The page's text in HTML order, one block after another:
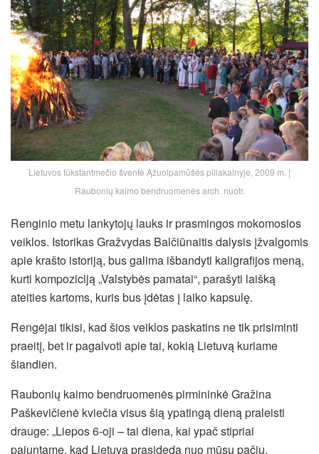
Lietuvos tūkstantmečio šventė Ąžuolpamūšės piliakalnyje, 2009 m. |
Raubonių kaimo bendruomenės arch. nuotr.
Renginio metu lankytojų lauks ir prasmingos mokomosios
veiklos. Istorikas Gražvydas Balčiūnaitis dalysis įžvalgomis
apie krašto istoriją, bus galima išbandyti kaligrafijos meną,
kurti kompoziciją „Valstybės pamatai“, parašyti laišką
ateities kartoms, kuris bus įdėtas į laiko kapsulę.
Rengėjai tikisi, kad šios veiklos paskatins ne tik prisiminti
praeitį, bet ir pagalvoti apie tai, kokią Lietuvą kuriame
šiandien.
Raubonių kaimo bendruomenės pirmininkė Gražina
Paškevičienė kviečia visus šią ypatingą dieną praleisti
drauge: „Liepos 6-oji – tai diena, kai ypač stipriai
pajuntame, kad Lietuva prasideda nuo mūsų pačių.